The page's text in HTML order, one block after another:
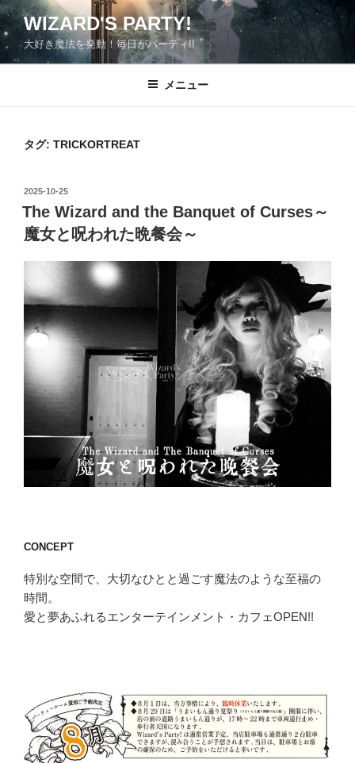
コ
ン
テ
ン
WIZARD'S PARTY!
大好き魔法を発動！毎日がパーティ!!
メニュー
タグ: TRICKORTREAT
投
稿
日:
2025-10-25
The Wizard and the Banquet of Curses～
魔女と呪われた晩餐会～
CONCEPT
特別な空間で、大切なひとと過ごす魔法のような至福の
時間。
愛と夢あふれるエンターテインメント・カフェOPEN!!